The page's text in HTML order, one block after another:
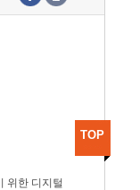
위한 디지털
TOP